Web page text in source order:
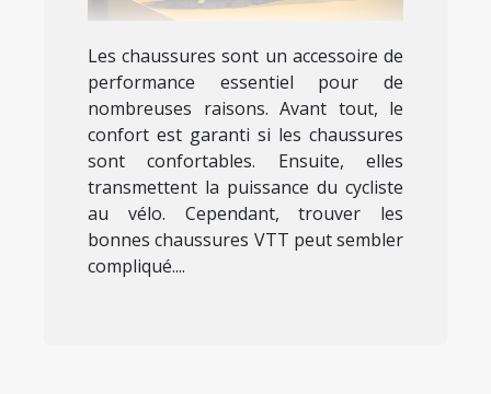
Les chaussures sont un accessoire de
performance essentiel pour de
nombreuses raisons. Avant tout, le
confort est garanti si les chaussures
sont confortables. Ensuite, elles
transmettent la puissance du cycliste
au vélo. Cependant, trouver les
bonnes chaussures VTT peut sembler
compliqué....